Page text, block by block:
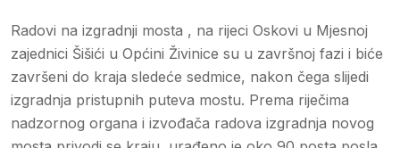
Radovi na izgradnji mosta , na rijeci Oskovi u Mjesnoj
zajednici Šišići u Općini Živinice su u završnoj fazi i biće
završeni do kraja sledeće sedmice, nakon čega slijedi
izgradnja pristupnih puteva mostu. Prema riječima
nadzornog organa i izvođača radova izgradnja novog